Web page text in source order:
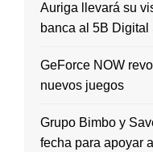
Auriga llevará su
banca al 5B Digital
GeForce NOW
nuevos juegos
Grupo Bimbo y
fecha para apoyar